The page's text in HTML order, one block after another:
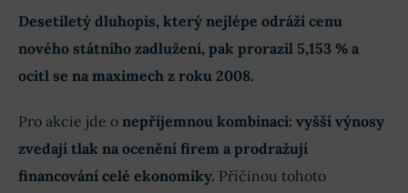
Desetiletý dluhopis, který nejlépe odráží cenu
nového státního zadlužení, pak prorazil 5,153 % a
ocitl se na maximech z roku 2008.
Pro akcie jde o nepříjemnou kombinaci: vyšší výnosy
zvedají tlak na ocenění firem a prodražují
financování celé ekonomiky. Příčinou tohoto